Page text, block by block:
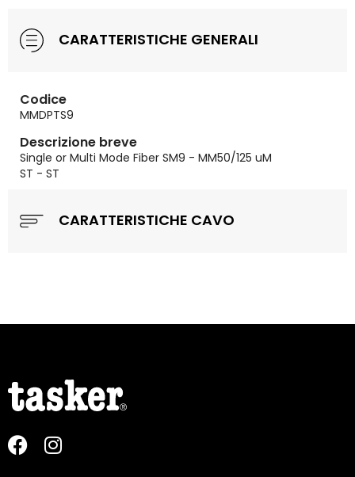
CARATTERISTICHE GENERALI
Codice
MMDPTS9
Descrizione breve
Single or Multi Mode Fiber SM9 - MM50/125 uM
ST - ST
CARATTERISTICHE CAVO